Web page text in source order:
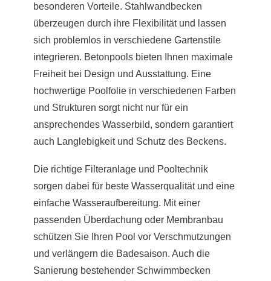
besonderen Vorteile. Stahlwandbecken
überzeugen durch ihre Flexibilität und lassen
sich problemlos in verschiedene Gartenstile
integrieren. Betonpools bieten Ihnen maximale
Freiheit bei Design und Ausstattung. Eine
hochwertige Poolfolie in verschiedenen Farben
und Strukturen sorgt nicht nur für ein
ansprechendes Wasserbild, sondern garantiert
auch Langlebigkeit und Schutz des Beckens.
Die richtige Filteranlage und Pooltechnik
sorgen dabei für beste Wasserqualität und eine
einfache Wasseraufbereitung. Mit einer
passenden Überdachung oder Membranbau
schützen Sie Ihren Pool vor Verschmutzungen
und verlängern die Badesaison. Auch die
Sanierung bestehender Schwimmbecken